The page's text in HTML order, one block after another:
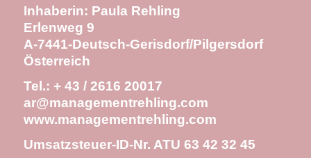
Inhaberin: Paula Rehling
Erlenweg 9
A-7441-Deutsch-Gerisdorf/Pilgersdorf
Österreich
Tel.: + 43 / 2616 20017
ar@managementrehling.com
www.managementrehling.com
Umsatzsteuer-ID-Nr. ATU 63 42 32 45